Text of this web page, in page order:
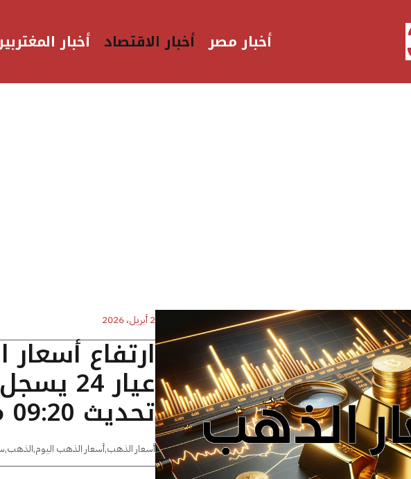
أخبار مصر أخبار الاقتصاد أخبار
2 أبريل، 2026
ارتفاع
تحديث 09:20 مساءًا
أسعار الذهب,أسعار الذهب اليوم,الذهب,